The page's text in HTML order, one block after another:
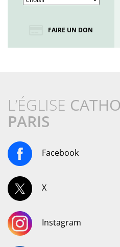
FAIRE UN DON
L’ÉGLISE
PARIS
Facebook
X
Instagram